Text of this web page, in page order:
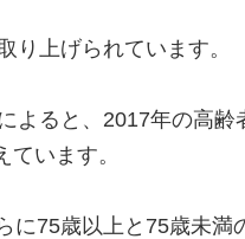
り上げられています。
よると、2017年の高
います。
に75歳以上と75歳未満